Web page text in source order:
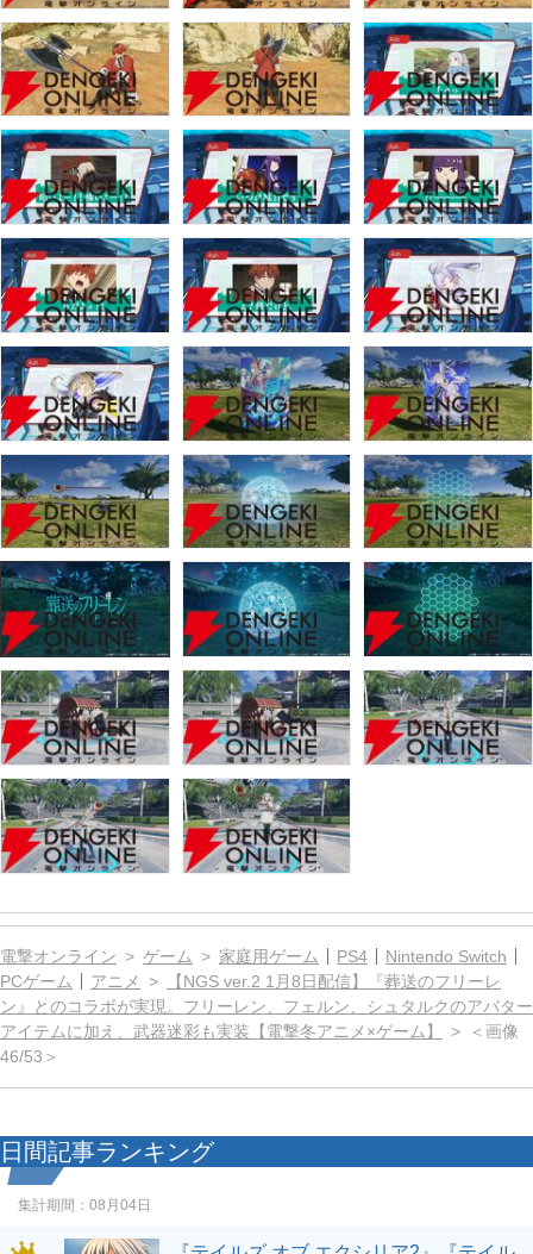
電撃オンライン ゲーム 家庭用ゲーム PS4
Nintendo Switch
PCゲーム
アニメ
【NGS ver.2 1月8日配信】『葬送のフリーレ
ン』とのコラボが実現。フリーレン、フェルン、シュタルクのアバター
アイテムに加え、武器迷彩も実装【電撃冬アニメ×ゲーム】
＜画像
46/53＞
日間記事ランキング
集計期間： 08月04日